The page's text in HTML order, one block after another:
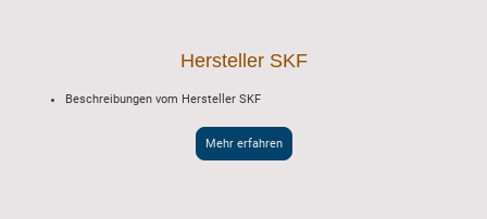
Hersteller SKF
Beschreibungen vom Hersteller SKF
Mehr erfahren